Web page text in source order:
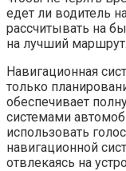
едет ли водитель
рассчитывать на
на лучший маршрут.
Навигационная
только
обеспечивает
системами
использовать
навигационной
отвлекаясь на